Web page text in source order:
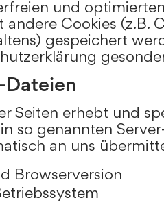
und
andere Cookies (z.B.
gespeichert
Seiten erhebt und
so genannten
an uns
Browserversion